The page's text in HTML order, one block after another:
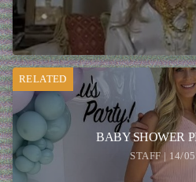
RELATED
BABY SHOWER
STAFF | 14/